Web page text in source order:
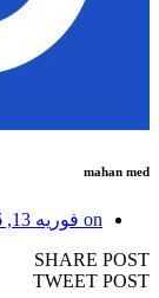
mahan med
on فوریه 13, 2026
SHARE POST
TWEET POST